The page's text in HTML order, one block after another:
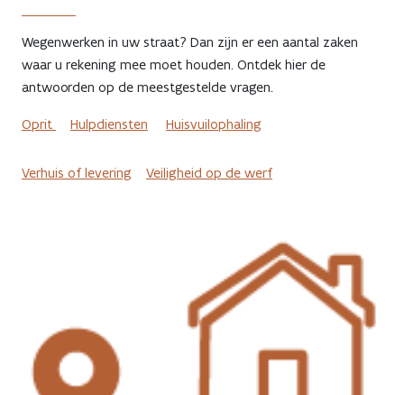
Wegenwerken in uw straat? Dan zijn er een aantal zaken
waar u rekening mee moet houden. Ontdek hier de
antwoorden op de meestgestelde vragen.
Oprit Hulpdiensten Huisvuilophaling
Verhuis of levering Veiligheid op de werf